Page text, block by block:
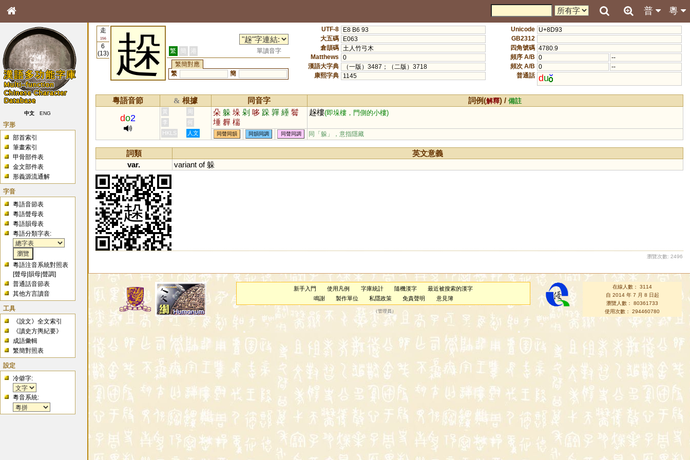
粵
普
中文 ENG
字形
部首索引
筆畫索引
甲骨部件表
金文部件表
形義源流通解
字音
粵語音節表
粵語聲母表
粵語韻母表
粵語分類字表:
粵語注音系統對照表
[聲母 |韻母 |聲調]
普通話音節表
其他方言讀音
工具
《說文》全文索引
《讀史方輿紀要》
成語彙輯
繁簡對照表
設定
冷僻字:
粵音系統:
走
156
6
(13)
趓 繁 簡 港
單讀音字
繁簡對應
繁
簡
UTF-8
E8 B6 93
大五碼
E063
倉頡碼
土人竹弓木
Matthews
0
漢語大字典
（一版）3487；（二版）3718
康熙字典
1145
Unicode U+8D93
GB2312
四角號碼 4780.9
頻序 A/B 0
--
頻次 A/B 0
--
普通話 du
粵語音節 & 根據 同音字 詞例(解釋) /備註
do2
黃 周 朵 躲 垛 剁 哆 跺 嚲 綞 鬌
埵 奲 椯
趓樓(即垛樓，門側的小樓)
李
何
HKLS
人文 同聲同韻 同韻同調 同聲同調 同「躲 」，意指隱藏
詞類
英文意義
var.
variant of躲
瀏覽次數: 2496
新手入門 使用凡例 字庫統計 隨機漢字
最近被搜索的漢字
鳴謝
製作單位 私隱政策 免責聲明 意見簿
（管理員 ）
在線人數： 3114
自 2014 年 7 月 8 日起
瀏覽人數： 80361733
使用次數： 294460780